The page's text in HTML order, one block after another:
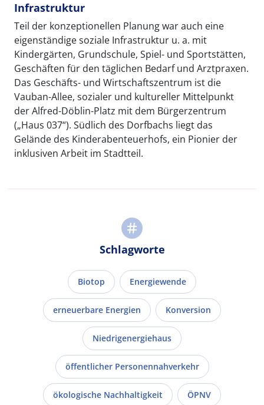
Infrastruktur
Teil der konzeptionellen Planung war auch eine
eigenständige soziale Infrastruktur u. a. mit
Kindergärten, Grundschule, Spiel- und Sportstätten,
Geschäften für den täglichen Bedarf und Arztpraxen.
Das Geschäfts- und Wirtschaftszentrum ist die
Vauban-Allee, sozialer und kultureller Mittelpunkt
der Alfred-Döblin-Platz mit dem Bürgerzentrum
(„Haus 037“). Südlich des Dorfbachs liegt das
Gelände des Kinderabenteuerhofs, ein Pionier der
inklusiven Arbeit im Stadtteil.
Schlagworte
Biotop Energiewende
erneuerbare Energien Konversion
Niedrigenergiehaus
öffentlicher Personennahverkehr
ökologische Nachhaltigkeit ÖPNV